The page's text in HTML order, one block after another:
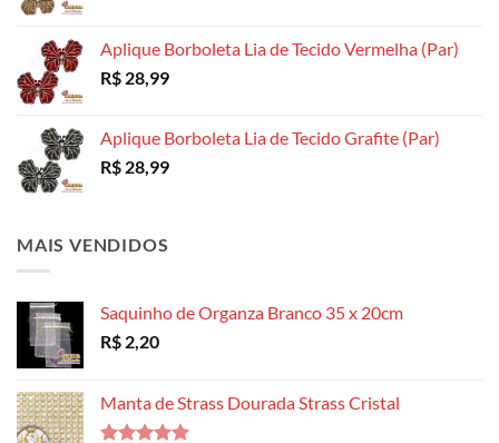
Aplique Borboleta Lia de Tecido Vermelha (Par)
R$ 28,99
Aplique Borboleta Lia de Tecido Grafite (Par)
R$ 28,99
MAIS VENDIDOS
Saquinho de Organza Branco 35 x 20cm
R$ 2,20
Manta de Strass Dourada Strass Cristal